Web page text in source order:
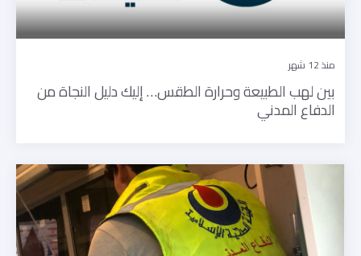
منذ 12 شهر
بين لهب الطبيعة وحرارة الطقس… إليك دليل النجاة من
الدفاع المدني